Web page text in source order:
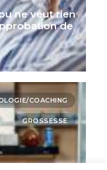
ne veut rien
de
COACHING
GROSSESSE